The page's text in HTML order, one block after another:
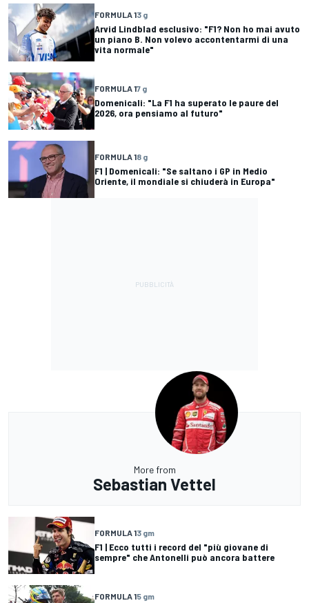
FORMULA 13 g
Arvid Lindblad esclusivo: "F1? Non ho mai avuto
un piano B. Non volevo accontentarmi di una
vita normale"
FORMULA 17 g
Domenicali: "La F1 ha superato le paure del
2026, ora pensiamo al futuro"
FORMULA 18 g
F1 | Domenicali: "Se saltano i GP in Medio
Oriente, il mondiale si chiuderà in Europa"
More from
Sebastian Vettel
FORMULA 13 gm
F1 | Ecco tutti i record del "più giovane di
sempre" che Antonelli può ancora battere
FORMULA 15 gm